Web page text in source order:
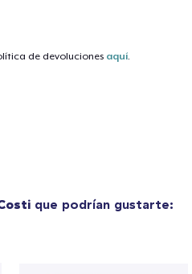
de devoluciones aquí
que podrían gustarte: